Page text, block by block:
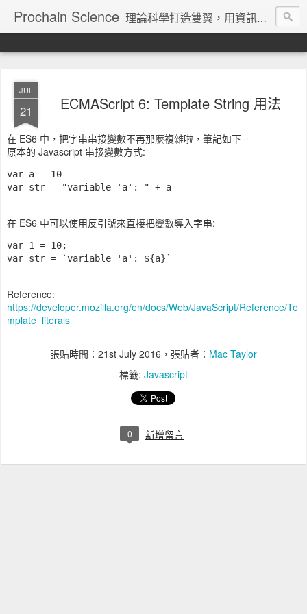
Prochain Science 理論科學打造雙翼，用資訊技術飛向藍天
JUL
21 ECMAScript 6: Template String 用法
在 ES6 中，把字串串接變數不再那麼複雜啦，筆記如下。
原本的 Javascript 串接變數方式:
var a = 10
var str = "variable 'a': " + a
在 ES6 中可以使用反引號來直接把變數導入字串:
var 1 = 10;
var str = `variable 'a': ${a}`
Reference:
https://developer.mozilla.org/en/docs/Web/JavaScript/Reference/Te
mplate_literals
張貼時間： 21st July 2016 ，張貼者： Mac Taylor
標籤: Javascript
0 新增留言